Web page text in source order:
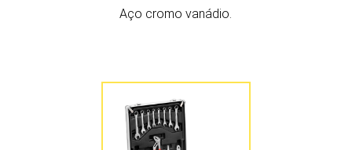
Aço cromo vanádio.